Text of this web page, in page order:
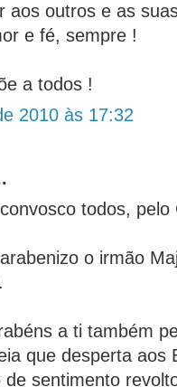
aos outros e as
e fé, sempre !
a todos !
2010 às 17:32
todos,
o irmão
a ti também
que desperta aos
de sentimento